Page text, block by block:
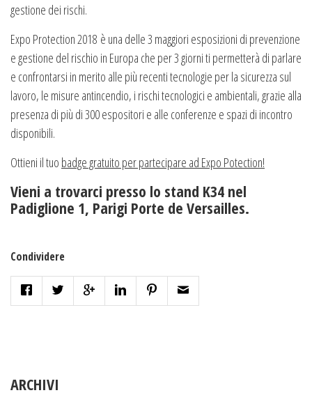
gestione dei rischi.
Expo Protection 2018 è una delle 3 maggiori esposizioni di prevenzione
e gestione del rischio in Europa che per 3 giorni ti permetterà di parlare
e confrontarsi in merito alle più recenti tecnologie per la sicurezza sul
lavoro, le misure antincendio, i rischi tecnologici e ambientali, grazie alla
presenza di più di 300 espositori e alle conferenze e spazi di incontro
disponibili.
Ottieni il tuo badge gratuito per partecipare ad Expo Potection!
Vieni a trovarci presso lo stand K34 nel
Padiglione 1, Parigi Porte de Versailles.
Condividere
ARCHIVI